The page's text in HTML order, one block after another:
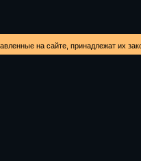
на сайте, принадлежат их